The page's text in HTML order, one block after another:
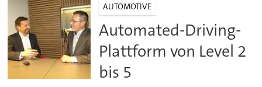
AUTOMOTIVE
Automated-Driving-
Plattform von Level 2
bis 5